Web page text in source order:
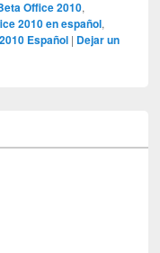
Office 2010,
2010 en español,
Español | Dejar un